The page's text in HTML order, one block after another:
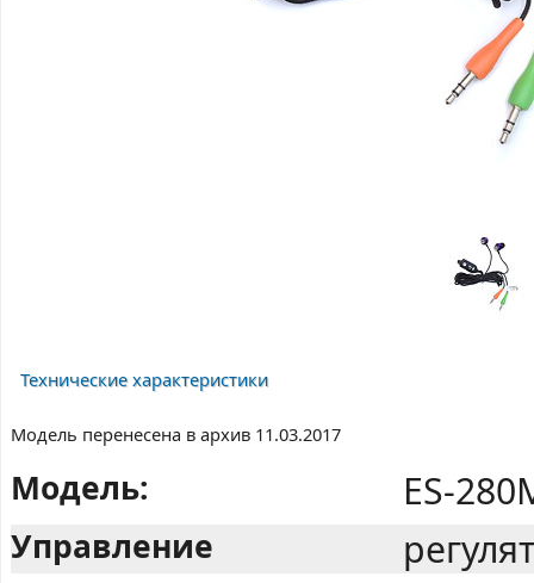
Технические характеристики
Модель перенесена в архив 11.03.2017
Модель: ES-
Управление